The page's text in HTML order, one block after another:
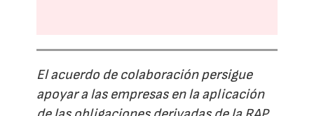
El acuerdo de colaboración persigue
apoyar a las empresas en la aplicación